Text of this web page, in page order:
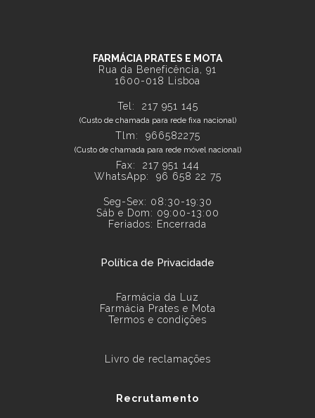
FARMÁCIA PRATES E MOTA
Rua da Beneficência, 91
1600-018 Lisboa
Tel: 217 951 145
(Custo de chamada para rede fixa nacional)
Tlm: 966582275
(Custo de chamada para rede móvel nacional)
Fax: 217 951 144
WhatsApp: 96 658 22 75
Seg-Sex: 08:30-19:30
Sáb e Dom: 09:00-13:00
Feriados: Encerrada
Política de Privacidade
Farmácia da Luz
Farmácia Prates e Mota
Termos e condições
Livro de reclamações
Recrutamento